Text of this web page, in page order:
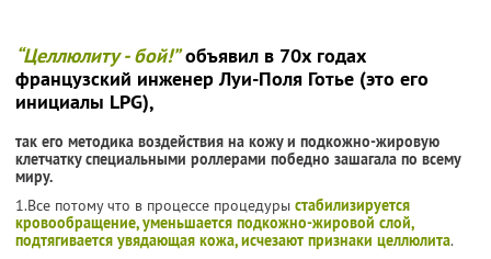
“Целлюлиту - бой!”объявил в 70х годах
французский инженер Луи-Поля Готье (это его
инициалы LPG),
так его методика воздействия на кожу и подкожно-жировую
клетчатку специальными роллерами победно зашагала по всему
миру.
1.Все потому что в процессе процедуры стабилизируется
кровообращение, уменьшается подкожно-жировой слой,
подтягивается увядающая кожа, исчезают признаки целлюлита.